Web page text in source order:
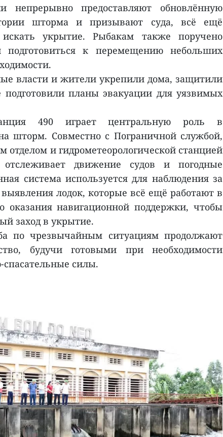
непрерывно предоставляют обновлённую
шторма и призывают суда, всё ещё
укрытие. Рыбакам также поручено
к перемещению небольших
власти и жители укрепили дома, защитили
планы эвакуации для уязвимых
490 играет центральную роль в
шторм. Совместно с Пограничной службой,
и гидрометеорологической станцией
отслеживает движение судов и погодные
система используется для наблюдения за
лодок, которые всё ещё работают в
оказания навигационной поддержки, чтобы
заход в укрытие.
по чрезвычайным ситуациям продолжают
будучи готовыми при необходимости
спасательные силы.